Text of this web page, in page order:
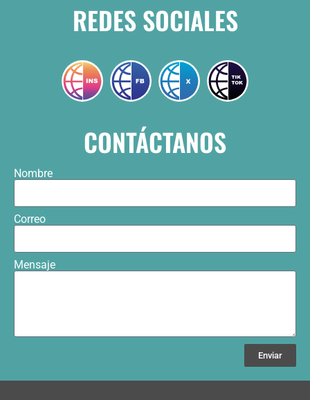
REDES SOCIALES
CONTÁCTANOS
Nombre
Correo
Mensaje
Enviar